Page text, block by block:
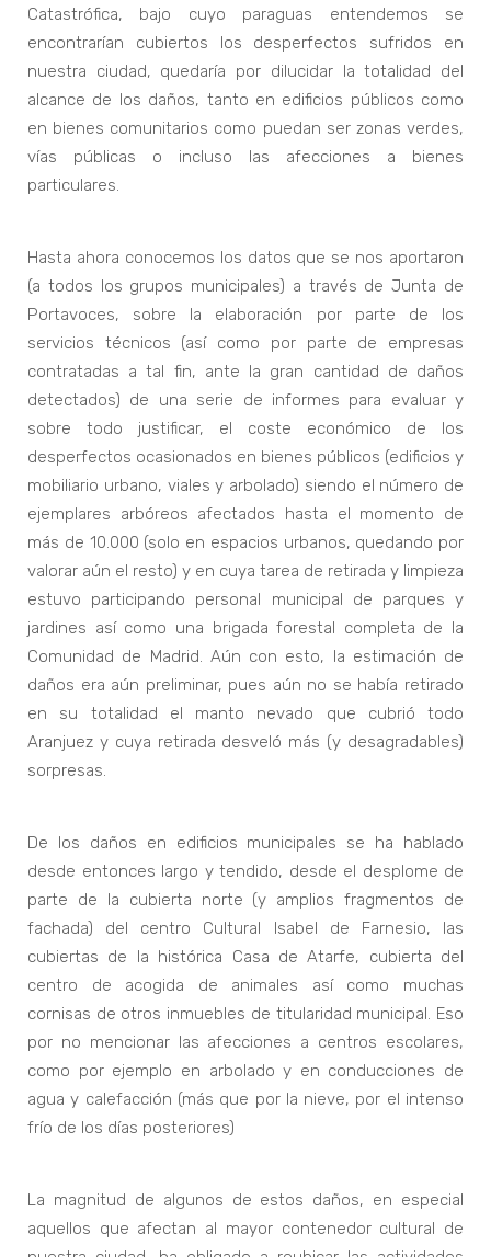
Catastrófica, bajo cuyo paraguas entendemos se
encontrarían cubiertos los desperfectos sufridos en
nuestra ciudad, quedaría por dilucidar la totalidad del
alcance de los daños, tanto en edificios públicos como
en bienes comunitarios como puedan ser zonas verdes,
vías públicas o incluso las afecciones a bienes
particulares.
Hasta ahora conocemos los datos que se nos aportaron
(a todos los grupos municipales) a través de Junta de
Portavoces, sobre la elaboración por parte de los
servicios técnicos (así como por parte de empresas
contratadas a tal fin, ante la gran cantidad de daños
detectados) de una serie de informes para evaluar y
sobre todo justificar, el coste económico de los
desperfectos ocasionados en bienes públicos (edificios y
mobiliario urbano, viales y arbolado) siendo el número de
ejemplares arbóreos afectados hasta el momento de
más de 10.000 (solo en espacios urbanos, quedando por
valorar aún el resto) y en cuya tarea de retirada y limpieza
estuvo participando personal municipal de parques y
jardines así como una brigada forestal completa de la
Comunidad de Madrid. Aún con esto, la estimación de
daños era aún preliminar, pues aún no se había retirado
en su totalidad el manto nevado que cubrió todo
Aranjuez y cuya retirada desveló más (y desagradables)
sorpresas.
De los daños en edificios municipales se ha hablado
desde entonces largo y tendido, desde el desplome de
parte de la cubierta norte (y amplios fragmentos de
fachada) del centro Cultural Isabel de Farnesio, las
cubiertas de la histórica Casa de Atarfe, cubierta del
centro de acogida de animales así como muchas
cornisas de otros inmuebles de titularidad municipal. Eso
por no mencionar las afecciones a centros escolares,
como por ejemplo en arbolado y en conducciones de
agua y calefacción (más que por la nieve, por el intenso
frío de los días posteriores)
La magnitud de algunos de estos daños, en especial
aquellos que afectan al mayor contenedor cultural de